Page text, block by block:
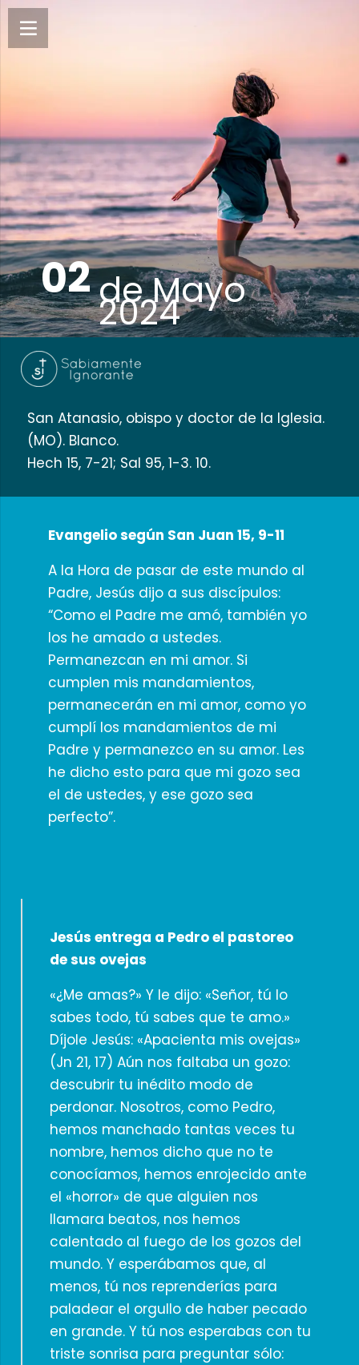
02deMayo
2024
San Atanasio, obispo y doctor de la Iglesia.
(MO). Blanco.
Hech 15, 7-21; Sal 95, 1-3. 10.
Evangelio según San Juan 15, 9-11
A la Hora de pasar de este mundo al
Padre, Jesús dijo a sus discípulos:
“Como el Padre me amó, también yo
los he amado a ustedes.
Permanezcan en mi amor. Si
cumplen mis mandamientos,
permanecerán en mi amor, como yo
cumplí los mandamientos de mi
Padre y permanezco en su amor. Les
he dicho esto para que mi gozo sea
el de ustedes, y ese gozo sea
perfecto”.
Jesús entrega a Pedro el pastoreo
de sus ovejas
«¿Me amas?» Y le dijo: «Señor, tú lo
sabes todo, tú sabes que te amo.»
Díjole Jesús: «Apacienta mis ovejas»
(Jn 21, 17) Aún nos faltaba un gozo:
descubrir tu inédito modo de
perdonar. Nosotros, como Pedro,
hemos manchado tantas veces tu
nombre, hemos dicho que no te
conocíamos, hemos enrojecido ante
el «horror» de que alguien nos
llamara beatos, nos hemos
calentado al fuego de los gozos del
mundo. Y esperábamos que, al
menos, tú nos reprenderías para
paladear el orgullo de haber pecado
en grande. Y tú nos esperabas con tu
triste sonrisa para preguntar sólo: